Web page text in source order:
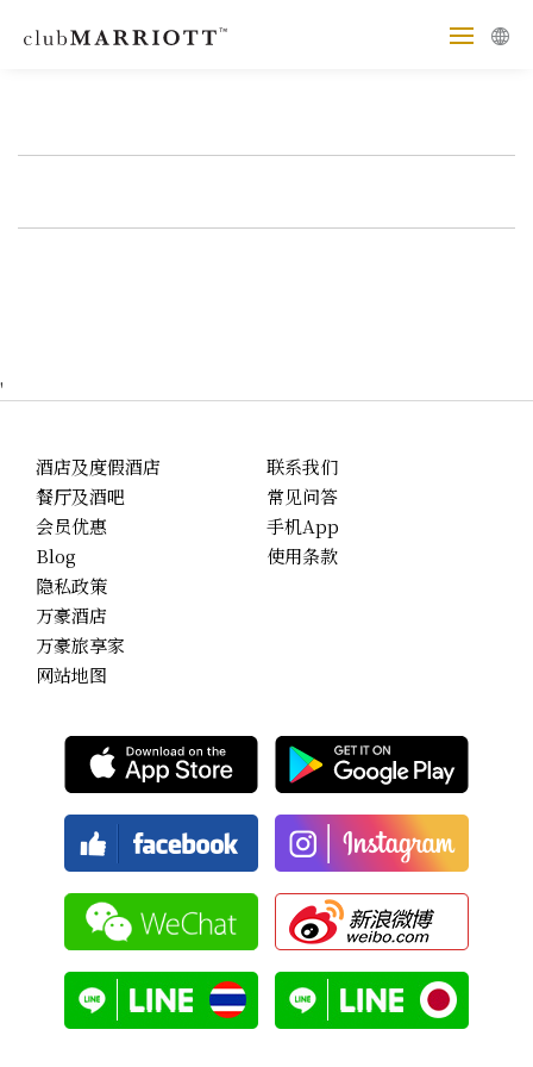
'
酒店及度假酒店
餐厅及酒吧
会员优惠
Blog
联系我们
常见问答
手机App
使用条款
隐私政策
万豪酒店
万豪旅享家
网站地图